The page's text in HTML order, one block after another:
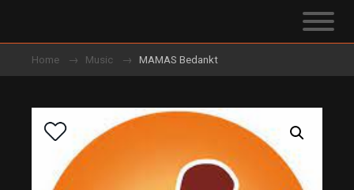
Home Music MAMAS Bedankt